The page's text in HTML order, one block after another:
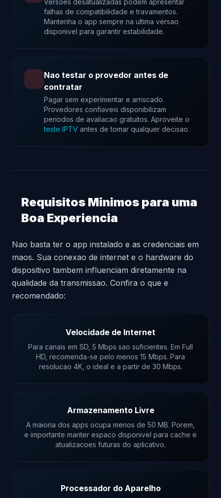
Versoes desatualizadas podem apresentar
falhas de compatibilidade e travamentos.
Mantenha o app sempre na ultima versao
disponivel para garantir estabilidade.
Nao testar o provedor antes de
contratar
Pagar sem experimentar e arriscado.
Provedores confiaveis disponibilizam
periodos de avaliacao gratuitos. Aproveite o
teste IPTV antes de tomar qualquer decisao.
Requisitos Minimos para uma
Boa Experiencia
Nao basta ter o app instalado e as credenciais em
maos. Sua conexao de internet e o hardware do
dispositivo tambem influenciam diretamente na
qualidade da transmissao. Confira o que e
recomendado:
Velocidade de Internet
Para canais em SD, 5 Mbps sao suficientes. Em Full
HD, recomenda-se pelo menos 15 Mbps. Para
resolucao 4K, o ideal e a partir de 30 Mbps.
Armazenamento Livre
A maioria dos apps ocupa menos de 50 MB. Porem,
e importante manter espaco disponivel para cache e
atualizacoes futuras do aplicativo.
Processador do Aparelho